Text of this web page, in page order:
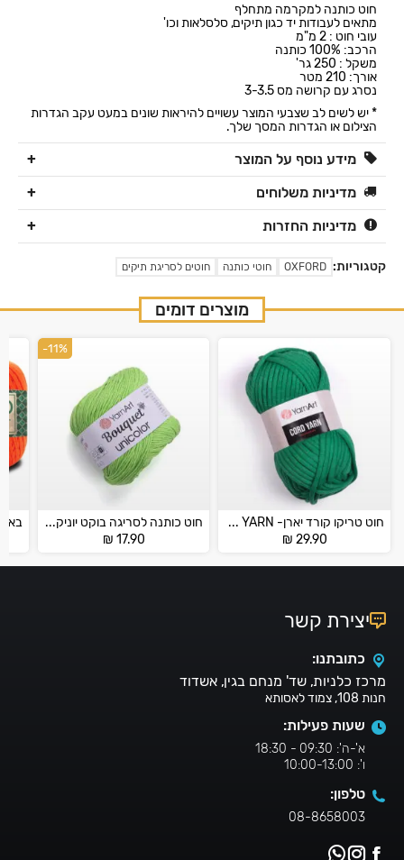
חוט כותנה למקרמה מתחלף
מתאים לעבודות יד כגון תיקים, סלסלאות וכו'
עובי חוט : 2 מ"מ
הרכב: 100% כותנה
משקל : 250 גר'
אורך: 210 מטר
נסרג עם קרושה מס 3-3.5
* יש לשים לב שצבעי המוצר עשויים להיראות שונים במעט עקב הגדרות
הצילום או הגדרות המסך שלך.
מידע נוסף על המוצר
מדיניות משלוחים
מדיניות החזרות
קטגוריות: OXFORD חוטי כותנה חוטים לסריגת תיקים
מוצרים דומים
חוט טריקו קורד יארן- CORD YARN
₪ 29.90
-11%
חוט כותנה לסריגה בוקט יוניקולור – BOUQUET UNICOLOR
₪ 17.90
יצירת קשר
כתובתנו:
מרכז כלניות, שד' מנחם בגין, אשדוד
חנות 108, צמוד לאסותא
שעות פעילות:
א'-ה': 09:30 - 18:30
ו': 10:00-13:00
טלפון:
08-8658003